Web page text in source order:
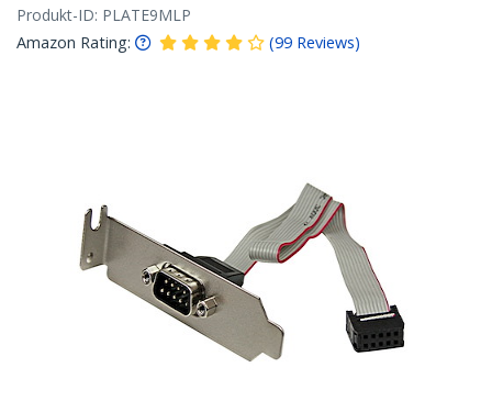
Produkt-ID: PLATE9MLP
Amazon Rating:
(99 Reviews)